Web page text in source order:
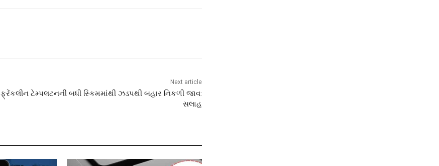
Next article
ફ્રેંકલીન ટેમ્પલટનની બધી સ્કિમમાંથી ઝડપથી બહાર નિકળી જાવ:
સલાહ